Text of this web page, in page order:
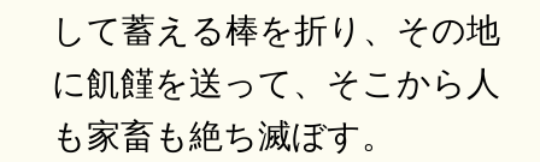
して蓄える棒を折り、その地
に飢饉を送って、そこから人
も家畜も絶ち滅ぼす。